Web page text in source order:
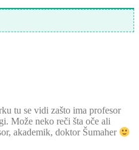
tu se vidi zašto ima profesor
Može neko reči šta oče ali
akademik, doktor Šumaher